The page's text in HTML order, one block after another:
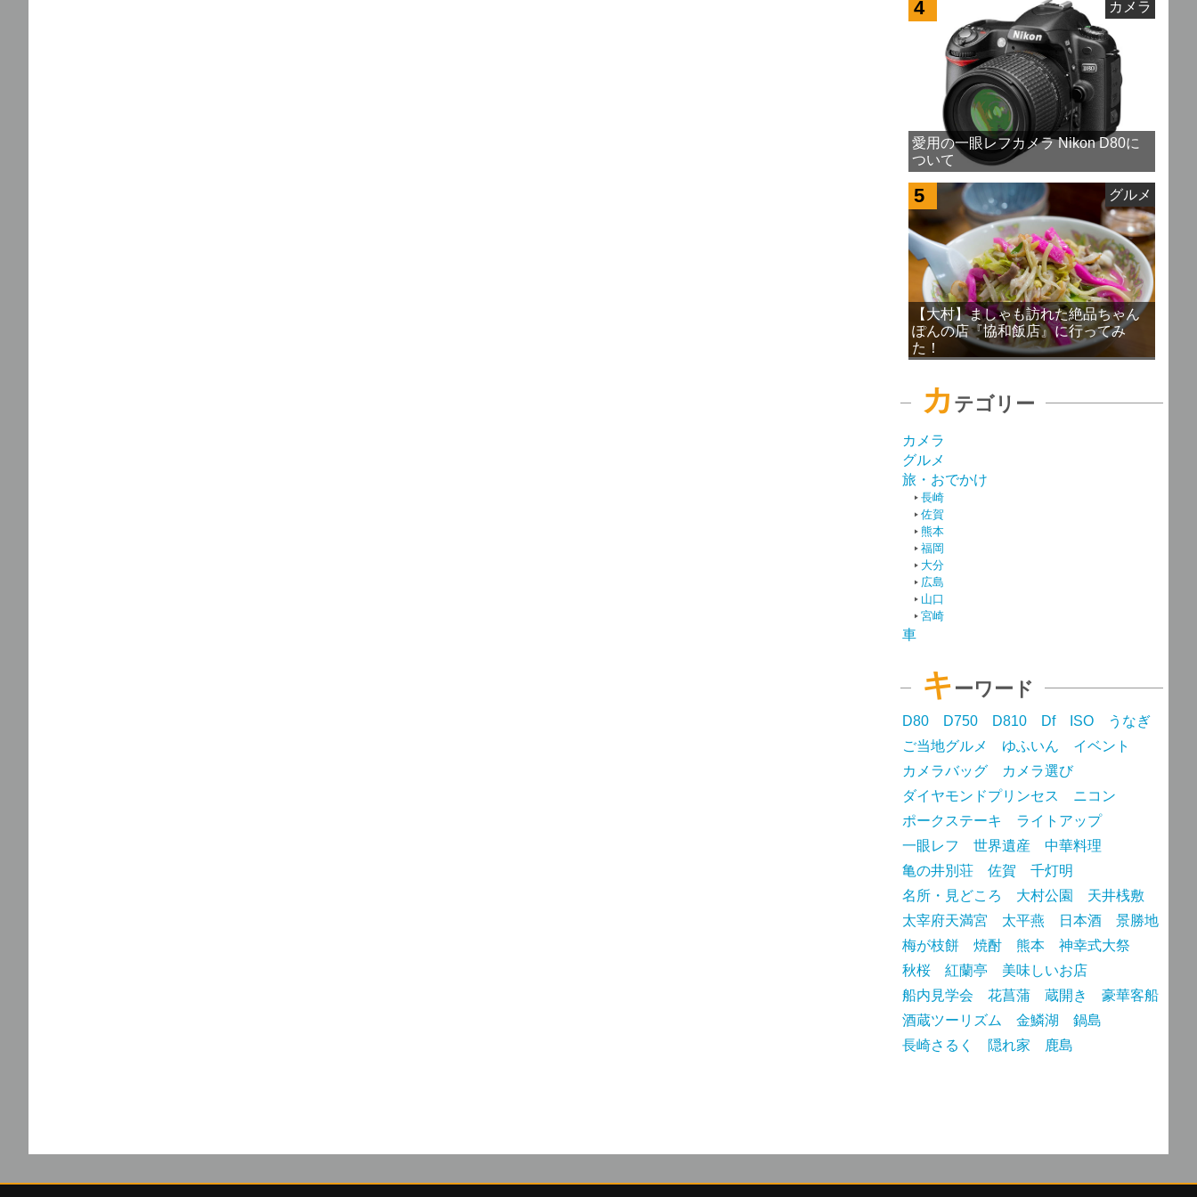
4 カメラ
愛用の一眼レフカメラ Nikon D80に
ついて
5 グルメ
【大村】ましゃも訪れた絶品ちゃん
ぽんの店『協和飯店』に行ってみ
た！
カ テゴリー
カメラ
グルメ
旅・おでかけ
長崎
佐賀
熊本
福岡
大分
広島
山口
宮崎
車
キ ーワード
D80 D750 D810 Df ISO
うなぎ
ご当地グルメ
ゆふいん
イベント
カメラバッグ
カメラ選び
ダイヤモンドプリンセス
ニコン
ポークステーキ
ライトアップ
一眼レフ
世界遺産
中華料理
亀の井別荘
佐賀
千灯明
名所・見どころ
大村公園
天井桟敷
太宰府天満宮
太平燕 日本酒
景勝地
梅が枝餅
焼酎 熊本
神幸式大祭
秋桜
紅蘭亭
美味しいお店
船内見学会
花菖蒲 蔵開き
豪華客船
酒蔵ツーリズム
金鱗湖
鍋島
長崎さるく
隠れ家 鹿島